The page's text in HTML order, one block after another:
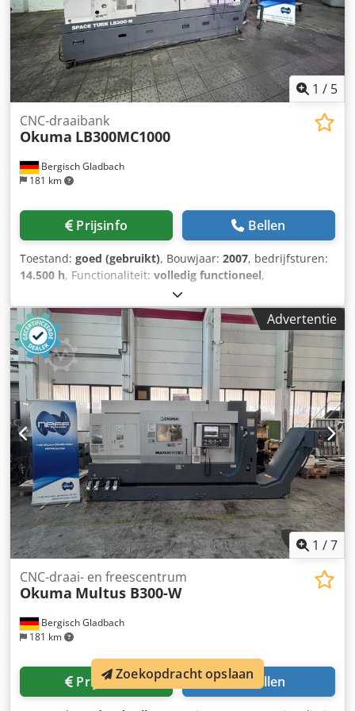
1 / 5
Bergisch Gladbach
181 km
CNC-draaibank
Okuma LB300MC1000
Prijsinfo Bellen
Toestand: goed (gebruikt), Bouwjaar: 2007, bedrijfsturen:
14.500 h, Functionaliteit: volledig functioneel,
draaidoorsnede boven de dwarsslede:
draailengte:1.000 mm, draaidoorsnede:340 mm, spil
doorgang:
62 mm, spilsnelheid (max.):5.000 rpm, totale
hoogte:1.900 mm, totale lengte:3.200 mm, totale breedte:
2.200 mm, totaalgewicht:7.500 kg , Uitrusting:
documentatie / handleiding, toerental traploos
regelbaar, OKUMA LB300MC1000, besturing OSP P200L,
V12 revolverkop VDI40, V12 aangedreven gereedschappen
VDI40, handbediende pinol, spanentransporteur,
koelvloeistofpomp, standaard spil 5000 tpm, taster.
Dedpfxoymfmne Apheck
Advertentie
1 /7
Bergisch Gladbach
181 km
CNC-draai- en freescentrum
Okuma Multus B300-W
Prijsinfo Bellen
Zoekopdracht opslaan